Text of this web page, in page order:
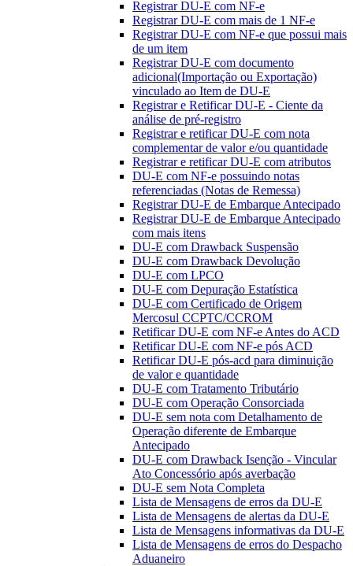
Registrar DU-E com NF-e
Registrar DU-E com mais de 1 NF-e
Registrar DU-E com NF-e que possui mais
de um item
Registrar DU-E com documento
adicional(Importação ou Exportação)
vinculado ao Item de DU-E
Registrar e Retificar DU-E - Ciente da
análise de pré-registro
Registrar e retificar DU-E com nota
complementar de valor e/ou quantidade
Registrar e retificar DU-E com atributos
DU-E com NF-e possuindo notas
referenciadas (Notas de Remessa)
Registrar DU-E de Embarque Antecipado
Registrar DU-E de Embarque Antecipado
com mais itens
DU-E com Drawback Suspensão
DU-E com Drawback Devolução
DU-E com LPCO
DU-E com Depuração Estatística
DU-E com Certificado de Origem
Mercosul CCPTC/CCROM
Retificar DU-E com NF-e Antes do ACD
Retificar DU-E com NF-e pós ACD
Retificar DU-E pós-acd para diminuição
de valor e quantidade
DU-E com Tratamento Tributário
DU-E com Operação Consorciada
DU-E sem nota com Detalhamento de
Operação diferente de Embarque
Antecipado
DU-E com Drawback Isenção - Vincular
Ato Concessório após averbação
DU-E sem Nota Completa
Lista de Mensagens de erros da DU-E
Lista de Mensagens de alertas da DU-E
Lista de Mensagens informativas da DU-E
Lista de Mensagens de erros do Despacho
Aduaneiro